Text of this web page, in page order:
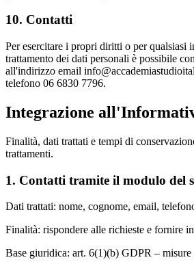
10. Contatti
Per esercitare i propri diritti o per qualsiasi
trattamento dei dati personali è possibile
all'indirizzo email
telefono 06 6830 7796.
Integrazione
Finalità, dati trattati e tempi di
trattamenti.
1. Contatti tramite il modulo del
Dati trattati: nome, cognome, email,
Finalità: rispondere alle richieste e fornire
Base giuridica: art. 6(1)(b) GDPR – misure